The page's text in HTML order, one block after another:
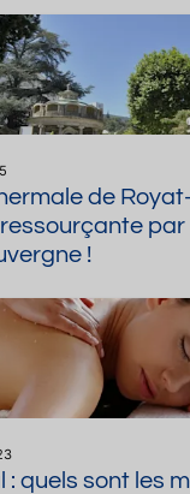
de
par
!
: quels sont les